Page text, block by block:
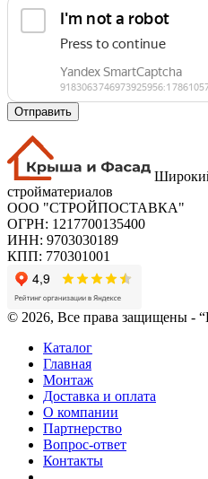
Отправить
стройматериалов
ООО "СТРОЙПОСТАВКА"
ОГРН: 1217700135400
ИНН: 9703030189
КПП: 770301001
© 2026, Все права защищены -
Каталог
Главная
Монтаж
Доставка и оплата
О компании
Партнерство
Вопрос-ответ
Контакты